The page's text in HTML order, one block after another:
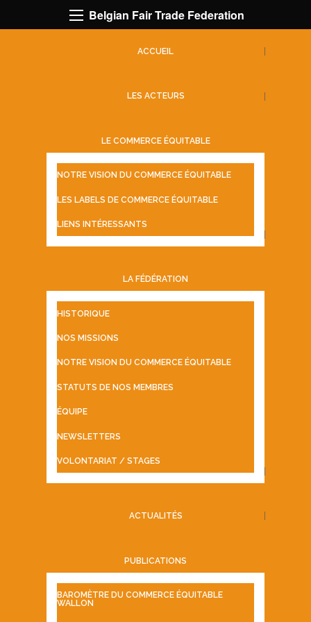
Belgian Fair Trade Federation
ACCUEIL
LES ACTEURS
LE COMMERCE ÉQUITABLE
NOTRE VISION DU COMMERCE ÉQUITABLE
LES LABELS DE COMMERCE ÉQUITABLE
LIENS INTÉRESSANTS
LA FÉDÉRATION
HISTORIQUE
NOS MISSIONS
NOTRE VISION DU COMMERCE ÉQUITABLE
STATUTS DE NOS MEMBRES
ÉQUIPE
NEWSLETTERS
VOLONTARIAT / STAGES
ACTUALITÉS
PUBLICATIONS
BAROMÈTRE DU COMMERCE ÉQUITABLE
WALLON